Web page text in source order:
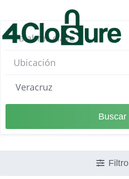
Buscar
Filtro